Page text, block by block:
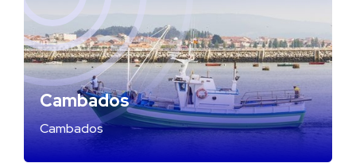
Cambados
Cambados